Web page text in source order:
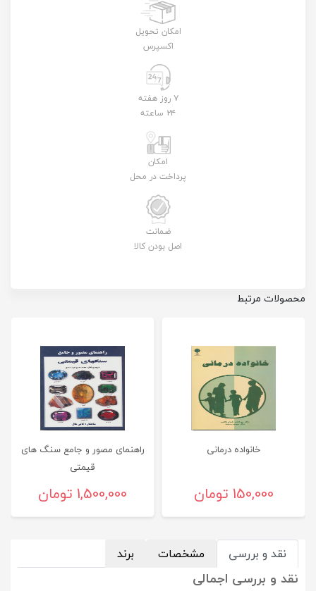
امکان تحویل
اکسپرس
۷ روز هفته
۲۴ ساعته
امکان
پرداخت در محل
ضمانت
اصل بودن کالا
محصولات مرتبط
خانواده درمانی
150,000 تومان
راهنمای مصور و جامع سنگ های
قیمتی
1,500,000 تومان
نقد و بررسی مشخصات برند
نقد و بررسی اجمالی